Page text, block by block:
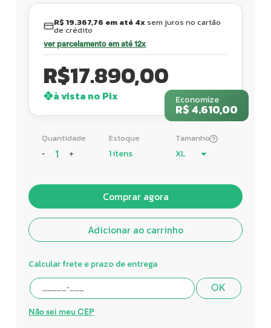
R$ 19.367,76 em até 4x sem juros no cartão
de crédito
ver parcelamento em até 12x
R$17.890,00
à vista no Pix Economize
R$ 4.610,00
Quantidade
- +
Estoque
1 itens
Tamanho
Comprar agora
Adicionar ao carrinho
Calcular frete e prazo de entrega
OK
Não sei meu CEP